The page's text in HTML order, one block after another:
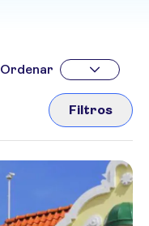
Ordenar
Filtros